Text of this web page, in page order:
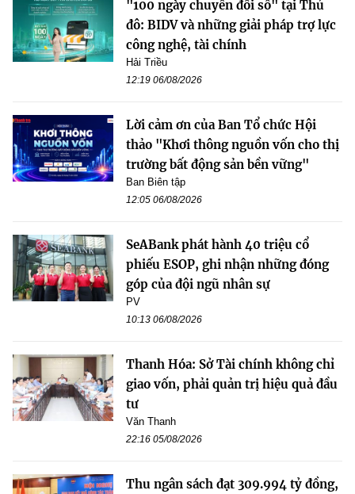
"100 ngày chuyển đổi số" tại Thủ
đô: BIDV và những giải pháp trợ lực
công nghệ, tài chính
Hải Triều
12:19 06/08/2026
Lời cảm ơn của Ban Tổ chức Hội
thảo "Khơi thông nguồn vốn cho thị
trường bất động sản bền vững"
Ban Biên tập
12:05 06/08/2026
SeABank phát hành 40 triệu cổ
phiếu ESOP, ghi nhận những đóng
góp của đội ngũ nhân sự
PV
10:13 06/08/2026
Thanh Hóa: Sở Tài chính không chỉ
giao vốn, phải quản trị hiệu quả đầu
tư
Văn Thanh
22:16 05/08/2026
Thu ngân sách đạt 309.994 tỷ đồng,